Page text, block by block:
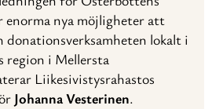
enorma nya möjligheter att
donationsverksamheten lokalt i
region i Mellersta
Liikesivistysrahastos
Johanna Vesterinen.